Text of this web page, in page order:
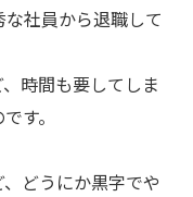
社員から退職して
時間も要してしま
す。
どうにか黒字でや